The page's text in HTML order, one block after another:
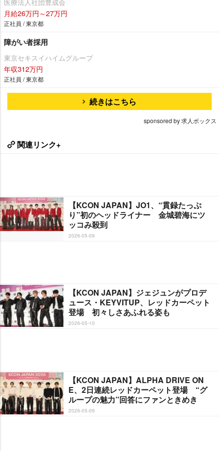
月給26万円～27万円
正社員 / 東京都
障がい者採用
東京セキスイハイムグループ
年収312万円
正社員 / 東京都
続きはこちら
sponsored by 求人ボックス
関連リンク+
【KCON JAPAN】JO1、“貫録たっぷ
り”初のヘッドライナー 金城碧海にツ
ッコみ殺到
2026-05-09
【KCON JAPAN】ジェジュンがプロデ
ュース・KEYVITUP、レッドカーペット
登場 初々しさあふれる姿も
2026-05-10
【KCON JAPAN】ALPHA DRIVE ON
E、2日連続レッドカーペット登場 “グ
ループの魅力”回答にファンときめき
2026-05-09